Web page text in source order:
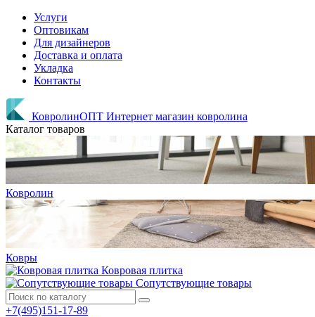
Услуги
Оптовикам
Для дизайнеров
Доставка и оплата
Укладка
Контакты
КовролинОПТ Интернет магазин ковролина
Каталог товаров
Ковролин
Ковры
Ковровая плитка
Сопутствующие товары
+7(495)151-17-89